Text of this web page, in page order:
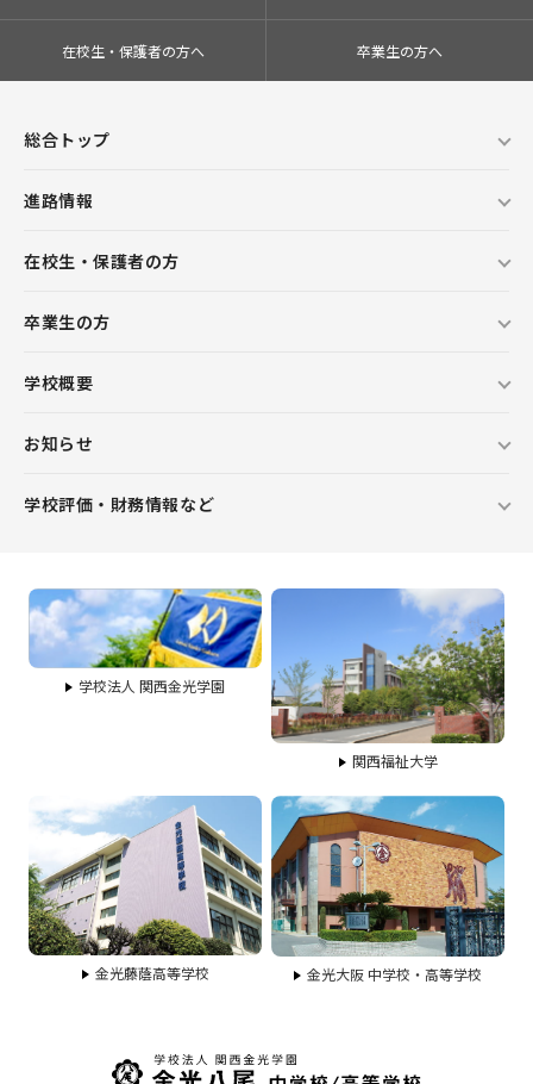
在校生・保護者の方へ 卒業生の方へ
総合トップ
進路情報
在校生・保護者の方
卒業生の方
学校概要
お知らせ
学校評価・財務情報など
学校法人 関西金光学園
関西福祉大学
金光藤蔭高等学校 金光大阪 中学校・高等学校